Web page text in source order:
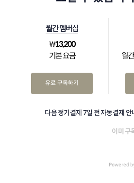
월간 멤버십
₩13,200
기본 요금
유료 구독하기
월
다음 정기결제 7일 전 자동결제
이미 구
Powered